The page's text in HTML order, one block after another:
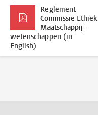
Reglement
Commissie Ethiek
Maatschappij-
wetenschappen (in
English)